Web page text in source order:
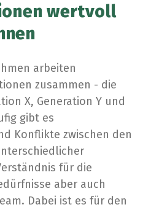
wertvoll
arbeiten
zusammen - die
X, Generation Y und
gibt es
Konflikte zwischen den
für die
aber auch
Dabei ist es für den